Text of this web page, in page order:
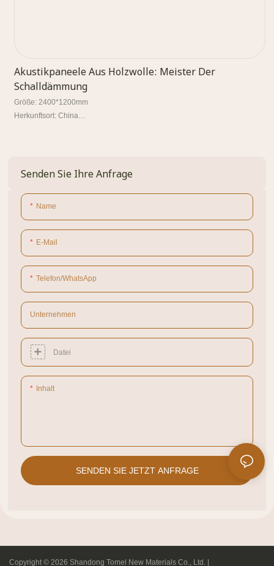
Senden Sie Ihre Anfrage
Name
E-Mail
Telefon/WhatsApp
Unternehmen
Datei
Inhalt
SENDEN SIE JETZT ANFRAGE
Akustikpaneele Aus Holzwolle: Meister Der
Schalldämmung
Größe: 2400*1200mm
Herkunftsort: China
Lieferzeit: 3-4 Wochen
Transaktionsmodus: EXW/FOB/CIF
Copyright © 2026 Shandong Tomel New Materials Co., Ltd. |